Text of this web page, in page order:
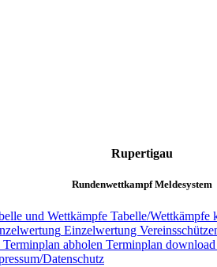
Rupertigau
Rundenwettkampf Meldesystem
und Wettkämpfe Tabelle/Wettkämpfe
Einzelwertung
Terminplan abholen Terminplan download
Datenschutz